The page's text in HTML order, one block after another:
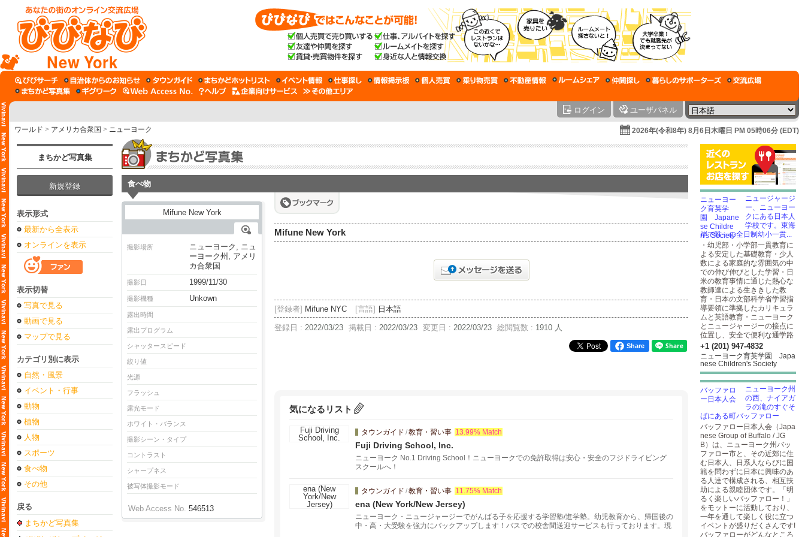
New York
ログイン ユーザパネル
ワールド > アメリカ合衆国 > ニューヨーク 2026年(令和8年) 8月6日木曜日 PM 05時06分 (EDT)
まちかど写真集
新規登録
表示形式
最新から全表示
オンラインを表示
表示切替
写真で見る
動画で見る
マップで見る
カテゴリ別に表示
自然・風景
イベント・行事
動物
植物
人物
スポーツ
食べ物
その他
戻る
まちかど写真集
食べ物
撮影場所
ニューヨーク, ニュ
ーヨーク州, アメリ
カ合衆国
撮影日 1999/11/30
撮影機種 Unkown
露出時間
露出プログラム
シャッタースピード
絞り値
光源
フラッシュ
露光モード
ホワイト・バランス
撮影シーン・タイプ
コントラスト
シャープネス
被写体撮影モード
Web Access No. 546513
Mifune New York
[登録者] Mifune NYC [言語] 日本語
登録日 : 2022/03/23 掲載日 : 2022/03/23 変更日 : 2022/03/23 総閲覧数 : 1910 人
Share
気になるリスト
タウンガイド /教育・習い事 13.99% Match
Fuji Driving School, Inc.
ニューヨーク No.1 Driving School！ニューヨークでの免許取得は安心・安全のフジドライビング
スクールへ！
タウンガイド /教育・習い事 11.75% Match
ena (New York/New Jersey)
ニューヨーク・ニュージャージーでがんばる子を応援する学習塾/進学塾。幼児教育から、帰国後の
中・高・大受験を強力にバックアップします！バスでの校舎間送迎サービスも行っております。現
ニュージャージ
ー、ニューヨー
クにある日本人
学校です。東海
岸で唯一の全日制幼小一貫...
・幼児部・小学部一貫教育に
よる安定した基礎教育・少人
数による家庭的な雰囲気の中
での伸び伸びとした学習・日
米の教育事情に通じた熱心な
教師達による生ききした教
育・日本の文部科学省学習指
導要領に準拠したカリキュラ
ムと英語教育・ニューヨーク
とニュージャージーの接点に
位置し、安全で便利な通学路
+1 (201) 947-4832
ニューヨーク育英学園 Japa
nese Children's Society
ニューヨーク州
の西、ナイアガ
ラの滝のすぐそ
ばにある町バッファロー
バッファロー日本人会（Japa
nese Group of Buffalo / JG
B）は、ニューヨーク州バッ
ファロー市と、その近郊に住
む日本人、日系人ならびに国
籍を問わずに日本に興味のあ
る人達で構成される、相互扶
助による親睦団体です。「明
るく楽しいバッファロー！」
をモットーに活動しており、
一年を通して楽しく役に立つ
イベントが盛りだくさんです!
バッファローがどんなところ